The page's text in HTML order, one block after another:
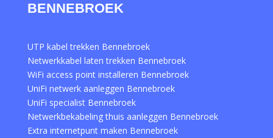
BENNEBROEK
UTP kabel trekken Bennebroek
Netwerkkabel laten trekken Bennebroek
WiFi access point installeren Bennebroek
UniFi netwerk aanleggen Bennebroek
UniFi specialist Bennebroek
Netwerkbekabeling thuis aanleggen Bennebroek
Extra internetpunt maken Bennebroek